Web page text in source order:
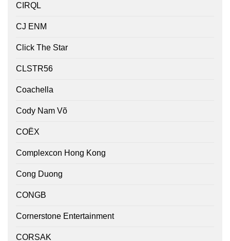
CIRQL
CJ ENM
Click The Star
CLSTR56
Coachella
Cody Nam Võ
COËX
Complexcon Hong Kong
Cong Duong
CONGB
Cornerstone Entertainment
CORSAK